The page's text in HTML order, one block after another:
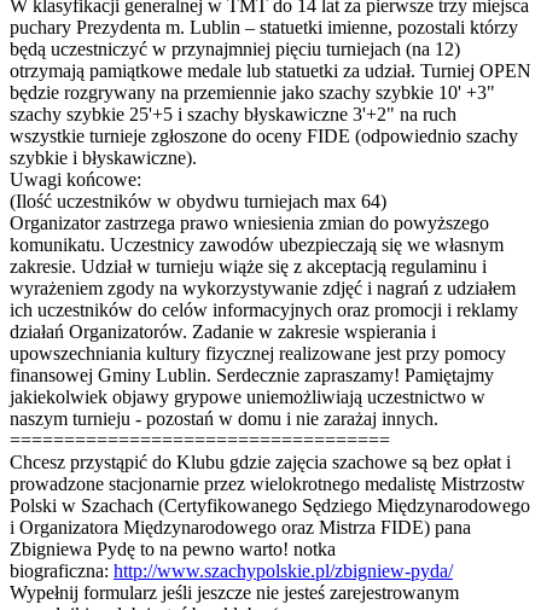
W klasyfikacji generalnej w TMT do 14 lat za pierwsze trzy miejsca
puchary Prezydenta m. Lublin – statuetki imienne, pozostali którzy
będą uczestniczyć w przynajmniej pięciu turniejach (na 12)
otrzymają pamiątkowe medale lub statuetki za udział. Turniej OPEN
będzie rozgrywany na przemiennie jako szachy szybkie 10' +3"
szachy szybkie 25'+5 i szachy błyskawiczne 3'+2" na ruch
wszystkie turnieje zgłoszone do oceny FIDE (odpowiednio szachy
szybkie i błyskawiczne).
Uwagi końcowe:
(Ilość uczestników w obydwu turniejach max 64)
Organizator zastrzega prawo wniesienia zmian do powyższego
komunikatu. Uczestnicy zawodów ubezpieczają się we własnym
zakresie. Udział w turnieju wiąże się z akceptacją regulaminu i
wyrażeniem zgody na wykorzystywanie zdjęć i nagrań z udziałem
ich uczestników do celów informacyjnych oraz promocji i reklamy
działań Organizatorów. Zadanie w zakresie wspierania i
upowszechniania kultury fizycznej realizowane jest przy pomocy
finansowej Gminy Lublin. Serdecznie zapraszamy! Pamiętajmy
jakiekolwiek objawy grypowe uniemożliwiają uczestnictwo w
naszym turnieju - pozostań w domu i nie zarażaj innych.
===================================
Chcesz przystąpić do Klubu gdzie zajęcia szachowe są bez opłat i
prowadzone stacjonarnie przez wielokrotnego medalistę Mistrzostw
Polski w Szachach (Certyfikowanego Sędziego Międzynarodowego
i Organizatora Międzynarodowego oraz Mistrza FIDE) pana
Zbigniewa Pydę to na pewno warto! notka
biograficzna: http://www.szachypolskie.pl/zbigniew-pyda/
Wypełnij formularz jeśli jeszcze nie jesteś zarejestrowanym